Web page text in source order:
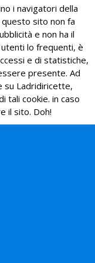
i navigatori della
sito non fa
e non ha il
lo frequenti, è
e di statistiche,
presente. Ad
su Ladridiricette,
tali cookie. in caso
il sito. Doh!